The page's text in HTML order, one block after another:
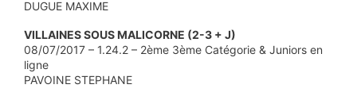
DUGUE MAXIME
VILLAINES SOUS MALICORNE (2-3 + J)
08/07/2017 – 1.24.2 – 2ème 3ème Catégorie & Juniors en
ligne
PAVOINE STEPHANE